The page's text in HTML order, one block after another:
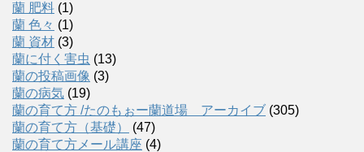
蘭 肥料 (1)
蘭 色々 (1)
蘭 資材 (3)
蘭に付く害虫 (13)
蘭の投稿画像 (3)
蘭の病気 (19)
蘭の育て方 /たのもぉー蘭道場 アーカイブ (305)
蘭の育て方（基礎）
(47)
蘭の育て方メール講座 (4)